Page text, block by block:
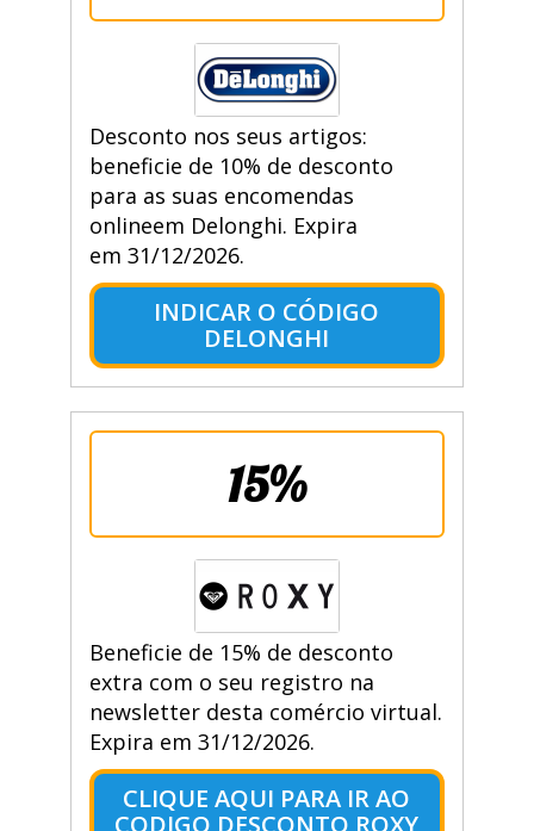
Desconto nos seus artigos:
beneficie de 10% de desconto
para as suas encomendas
onlineem Delonghi. Expira
em 31/12/2026.
INDICAR O CÓDIGO
DELONGHI
15%
Beneficie de 15% de desconto
extra com o seu registro na
newsletter desta comércio virtual.
Expira em 31/12/2026.
CLIQUE AQUI PARA IR AO